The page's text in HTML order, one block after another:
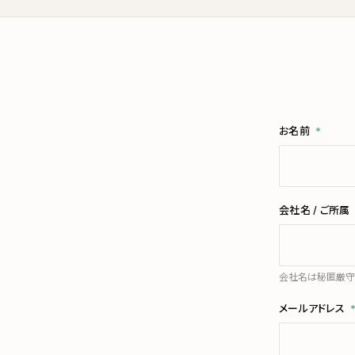
お名前 *
会社名 / ご所属
会社名は秘匿厳守
メールアドレス *